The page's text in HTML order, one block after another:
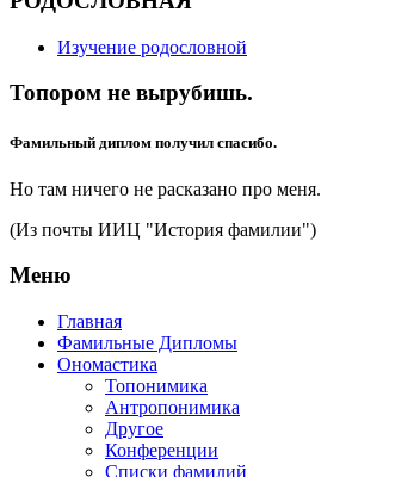
Изучение родословной
Топором не вырубишь.
Фамильный диплом получил спасибо.
Но там ничего не расказано про меня.
(Из почты ИИЦ "История фамилии")
Меню
Главная
Фамильные Дипломы
Ономастика
Топонимика
Антропонимика
Другое
Конференции
Списки фамилий